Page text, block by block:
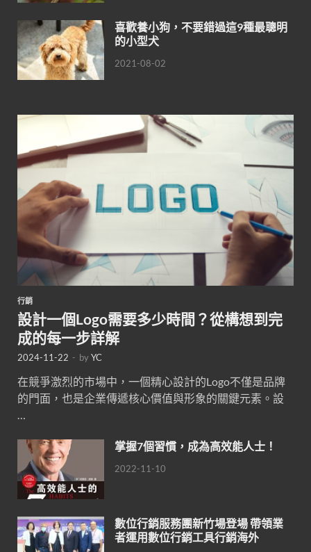
喜歡養小狗，不要錯過這9種最聰明
的小型犬
2021-08-02
行銷
設計一個Logo需要多少時間？從構想到完
成的每一步詳解
2024-11-22 - byYC
在競爭激烈的市場中，一個精心設計的Logo不僅是品牌
的門面，也是企業傳遞核心價值與形象的關鍵元素。設
…
掌握7個習慣，成為高效能人士！
2022-11-10
數位行銷服務團新竹場登場 帶領業
者運用數位行銷工具行銷海外